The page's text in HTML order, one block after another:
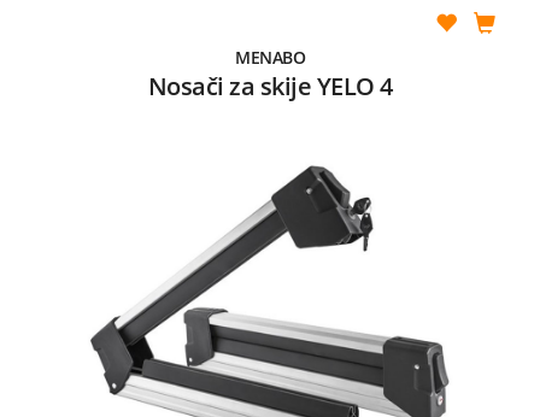
MENABO
Nosači za skije YELO 4